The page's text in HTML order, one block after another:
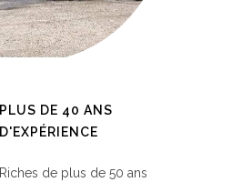
PLUS DE 40 ANS
D'EXPÉRIENCE
Riches de plus de 50 ans